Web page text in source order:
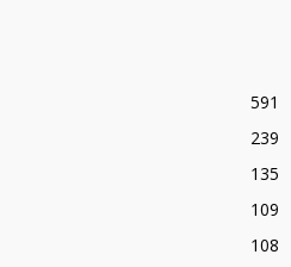
591
239
135
109
108